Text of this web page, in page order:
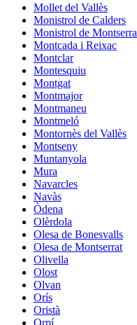
Mollet del Vallès
Monistrol de Calders
Monistrol de
Montcada i Reixac
Montclar
Montesquiu
Montgat
Montmajor
Montmaneu
Montmeló
Montornès del Vallès
Montseny
Muntanyola
Mura
Navarcles
Navàs
Òdena
Olèrdola
Olesa de Bonesvalls
Olesa de Montserrat
Olivella
Olost
Olvan
Orís
Oristà
Orpí